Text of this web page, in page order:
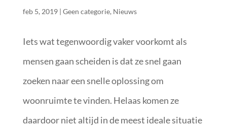
feb 5, 2019| Geen categorie, Nieuws
Iets wat tegenwoordig vaker voorkomt als
mensen gaan scheiden is dat ze snel gaan
zoeken naar een snelle oplossing om
woonruimte te vinden. Helaas komen ze
daardoor niet altijd in de meest ideale situatie